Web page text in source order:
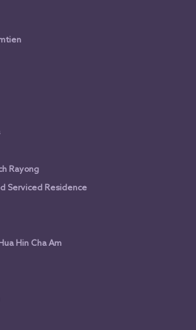
Rayong
Serviced Residence
Hin Cha Am